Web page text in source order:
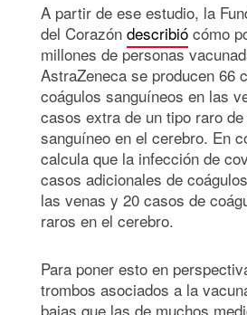
A partir de ese estudio, la
del Corazón describió cómo
millones de personas
AstraZeneca se producen 66
coágulos sanguíneos en las
casos extra de un tipo raro
sanguíneo en el cerebro. En
calcula que la infección de
casos adicionales de
las venas y 20 casos de
raros en el cerebro.
Para poner esto en
trombos asociados a la
bajas que las de muchos